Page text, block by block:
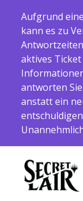
Aufgrund
kann es zu
aktives
antworten
anstatt ein